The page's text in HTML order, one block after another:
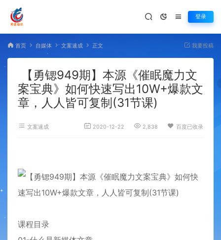
登录
首页 自媒体 文案速成 正文 我要投稿
【勇锶949期】本源《催眠魔力文
案宝典》如何快速写出10W+爆款文
章，人人皆可复制(31节课)
文案速成 2020-12-22 2,838 百度已收录
课程目录